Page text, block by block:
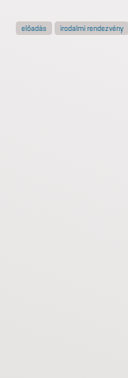
előadás irodalmi rendezvény